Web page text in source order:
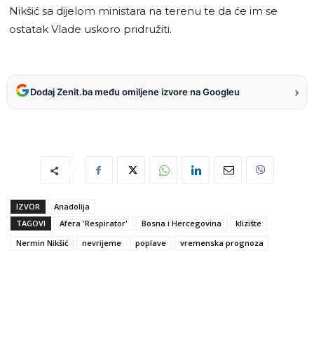
Nikšić sa dijelom ministara na terenu te da će im se
ostatak Vlade uskoro pridružiti.
Dodaj Zenit.ba među omiljene izvore na Googleu ›
IZVOR
Anadolija
TAGOVI
Afera 'Respirator' Bosna i Hercegovina
klizište
Nermin Nikšić
nevrijeme poplave vremenska prognoza